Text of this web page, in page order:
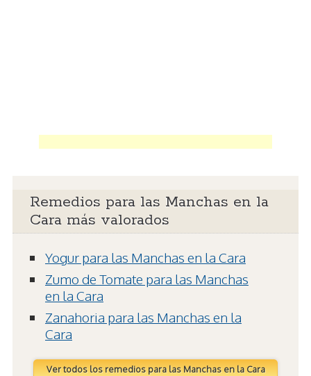
Remedios para las Manchas en la
Cara más valorados
Yogur para las Manchas en la Cara
Zumo de Tomate para las Manchas
en la Cara
Zanahoria para las Manchas en la
Cara
Ver todos los remedios para las Manchas en la Cara